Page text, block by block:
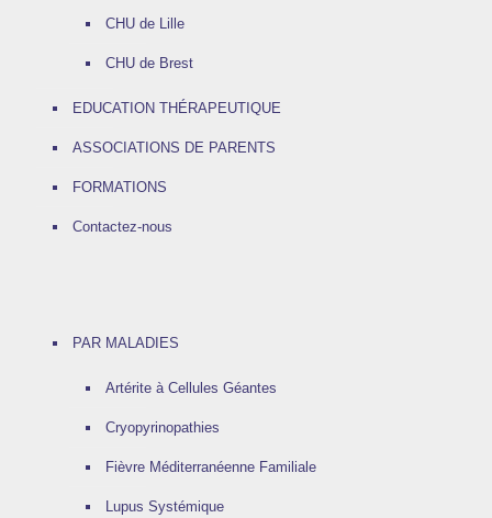
CHU de Lille
CHU de Brest
EDUCATION THÉRAPEUTIQUE
ASSOCIATIONS DE PARENTS
FORMATIONS
Contactez-nous
PAR MALADIES
Artérite à Cellules Géantes
Cryopyrinopathies
Fièvre Méditerranéenne Familiale
Lupus Systémique